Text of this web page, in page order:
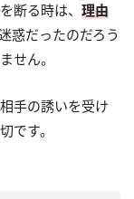
断る時は、 理由
惑だったのだろう
せん。
手の誘いを受け
です。